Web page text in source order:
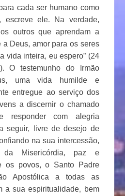
cada ser humano como
escreve ele. Na verdade,
outros que aprendam a
a Deus, amor para os seres
vida inteira, eu espero” (24
O testemunho do Irmão
uma vida humilde e
entregue ao serviço dos
a discernir o chamado
com alegria
seguir, livre de desejo de
na sua intercessão,
Misericórdia, paz e
os povos, o Santo Padre
Apostólica a todas as
a sua espiritualidade, bem